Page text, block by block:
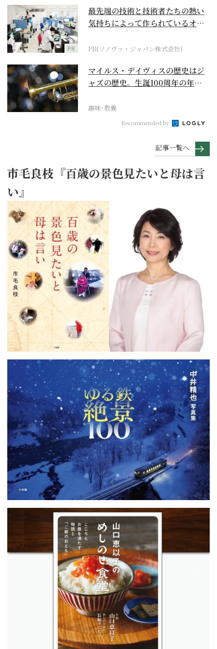
PR
最先端の技術と技術者たちの熱い
気持ちによって作られているオー
PR(ソノヴァ・ジャパン株式会社)
マイルス・デイヴィスの歴史はジ
ャズの歴史。生誕100周年の年に
趣味･教養
Recommended by
記事一覧へ
市毛良枝『百歳の景色見たいと母は言
い』